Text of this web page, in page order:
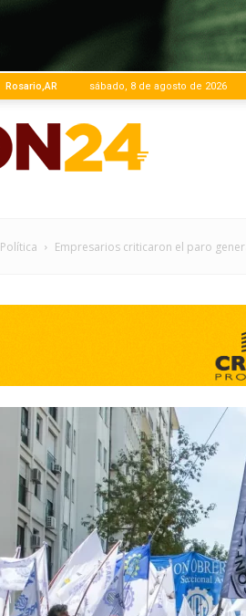
Rosario,AR sábado, 8 de agosto de 2026
|
Precisa.
Política Empresarios criticaron el paro